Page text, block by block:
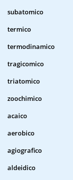
subatomico
termico
termodinamico
tragicomico
triatomico
zoochimico
acaico
aerobico
agiografico
aldeidico